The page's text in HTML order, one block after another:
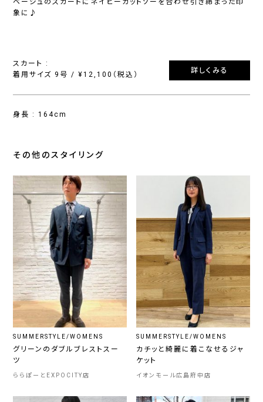
ベージュのスカートにネイビーカットソーを合わせ引き締まった印
象に♪
スカート :
着用サイズ 9号 / ¥12,100（税込）
詳しくみる
身長 : 164cm
その他のスタイリング
SUMMERSTYLE/WOMENS
グリーンのダブルブレストスー
ツ
ららぽーとEXPOCITY店
SUMMERSTYLE/WOMENS
カチッと綺麗に着こなせるジャ
ケット
イオンモール広島府中店